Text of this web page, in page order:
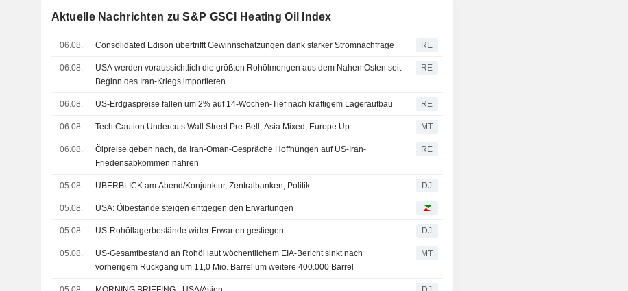
Aktuelle Nachrichten zu S&P GSCI Heating Oil Index
06.08. Consolidated Edison übertrifft Gewinnschätzungen dank starker Stromnachfrage RE
06.08.
USA werden voraussichtlich die größten Rohölmengen aus dem Nahen Osten seit
Beginn des Iran-Kriegs importieren
RE
06.08. US-Erdgaspreise fallen um 2% auf 14-Wochen-Tief nach kräftigem Lageraufbau RE
06.08. Tech Caution Undercuts Wall Street Pre-Bell; Asia Mixed, Europe Up MT
06.08.
Ölpreise geben nach, da Iran-Oman-Gespräche Hoffnungen auf US-Iran-
Friedensabkommen nähren
RE
05.08. ÜBERBLICK am Abend/Konjunktur, Zentralbanken, Politik DJ
05.08. USA: Ölbestände steigen entgegen den Erwartungen
05.08. US-Rohöllagerbestände wider Erwarten gestiegen DJ
05.08.
US-Gesamtbestand an Rohöl laut wöchentlichem EIA-Bericht sinkt nach
vorherigem Rückgang um 11,0 Mio. Barrel um weitere 400.000 Barrel
MT